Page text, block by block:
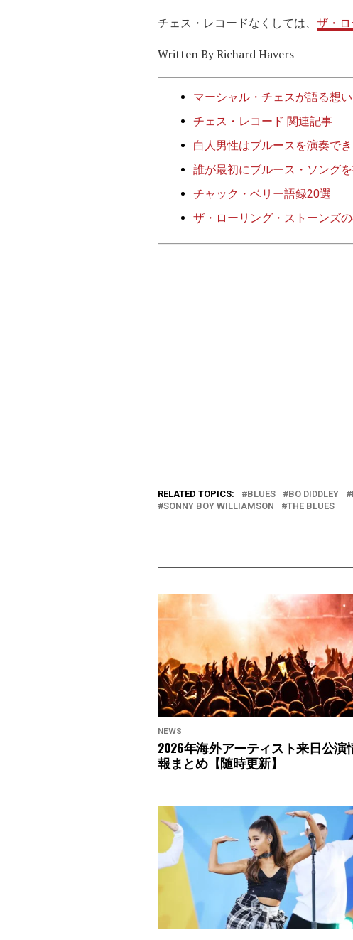
チェス・レコードなくしては、 ザ・
Written By Richard Havers
マーシャル・チェスが語る想
チェス・レコード 関連記事
白人男性はブルースを演奏でき
誰が最初にブルース・ソング
チャック・ベリー語録20選
ザ・ローリング・ストーンズ
RELATED TOPICS: BLUES BO DIDDLEY
SONNY BOY WILLIAMSON
THE BLUES
NEWS
2026年海外アーティスト来日公演
報まとめ【随時更新】